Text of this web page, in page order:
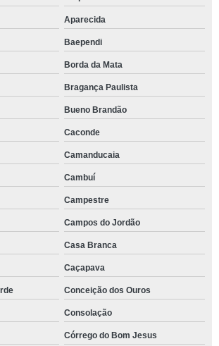
Aparecida
Baependi
Borda da Mata
Bragança Paulista
Bueno Brandão
Caconde
Camanducaia
Cambuí
Campestre
Campos do Jordão
Casa Branca
Caçapava
Conceição dos Ouros
Consolação
Córrego do Bom Jesus